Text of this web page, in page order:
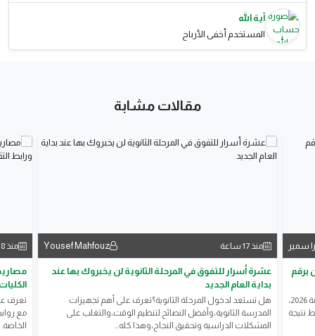
آية الله
المستخدم أخفى الأرباح
مقالات مشابة
سمير
الآن برقم
يترقب ملايين الطلاب وأولياء الأمور إعلان نتيجة الثانوية العامة 2026،
نتيجة
منذ 17 ساعة Yousef Mahfouz
عشرة أسرار للتفوق في المرحلة الثانوية لن يخبروك بها عند
بداية العام الجديد
هل تستعد لدخول المرحلة الثانوية؟تعرف على أهم تجهيزات
المدرسة الثانوية،وأفضل النصائح لتنظيم الوقت،والتغلب على
المشكلات الدراسية وتحقيق النجاح،وهذا كله...
منذ 18 ساعة
مع
الخاصة.